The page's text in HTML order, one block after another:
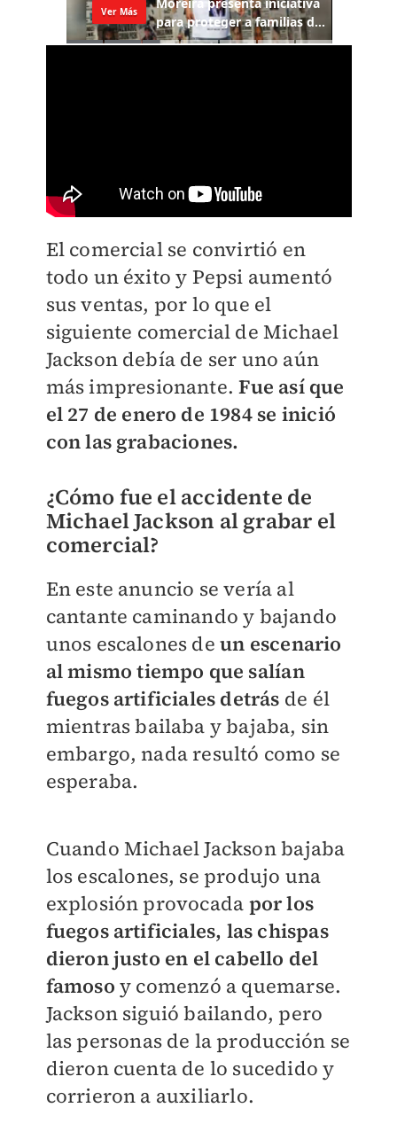
El comercial se convirtió en
todo un éxito y Pepsi aumentó
sus ventas, por lo que el
siguiente comercial de Michael
Jackson debía de ser uno aún
más impresionante. Fue así que
el 27 de enero de 1984 se inició
con las grabaciones.
¿Cómo fue el accidente de
Michael Jackson al grabar el
comercial?
En este anuncio se vería al
cantante caminando y bajando
unos escalones de un escenario
al mismo tiempo que salían
fuegos artificiales detrás de él
mientras bailaba y bajaba, sin
embargo, nada resultó como se
esperaba.
Cuando Michael Jackson bajaba
los escalones, se produjo una
explosión provocada por los
fuegos artificiales, las chispas
dieron justo en el cabello del
famoso y comenzó a quemarse.
Jackson siguió bailando, pero
las personas de la producción se
dieron cuenta de lo sucedido y
corrieron a auxiliarlo.